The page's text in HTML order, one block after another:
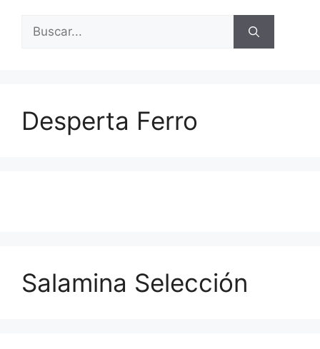
Buscar:
Desperta Ferro
Salamina Selección